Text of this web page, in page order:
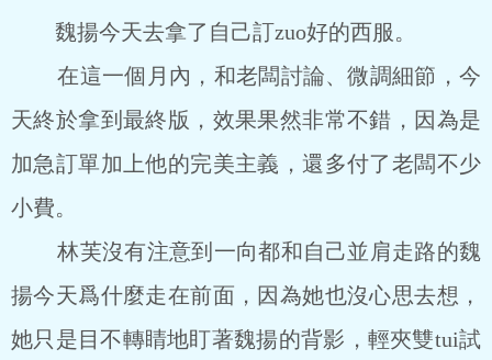
魏揚今天去拿了自己訂zuo好的西服。
在這一個月內，和老闆討論、微調細節，今
天終於拿到最終版，效果果然非常不錯，因為是
加急訂單加上他的完美主義，還多付了老闆不少
小費。
林芙沒有注意到一向都和自己並肩走路的魏
揚今天爲什麼走在前面，因為她也沒心思去想，
她只是目不轉睛地盯著魏揚的背影，輕夾雙tui試